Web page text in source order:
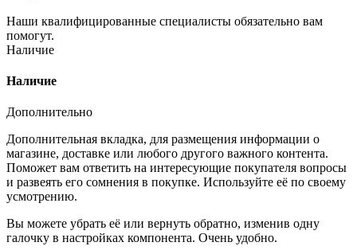
Наши квалифицированные специалисты обязательно вам
помогут.
Наличие
Наличие
Дополнительно
Дополнительная вкладка, для размещения информации о
магазине, доставке или любого другого важного контента.
Поможет вам ответить на интересующие покупателя вопросы
и развеять его сомнения в покупке. Используйте её по своему
усмотрению.
Вы можете убрать её или вернуть обратно, изменив одну
галочку в настройках компонента. Очень удобно.